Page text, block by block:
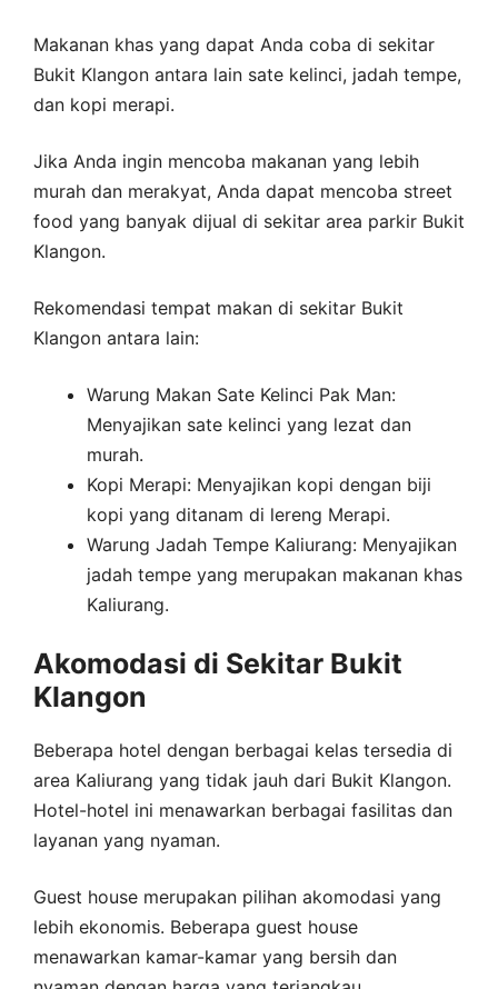
Makanan khas yang dapat Anda coba di sekitar
Bukit Klangon antara lain sate kelinci, jadah tempe,
dan kopi merapi.
Jika Anda ingin mencoba makanan yang lebih
murah dan merakyat, Anda dapat mencoba street
food yang banyak dijual di sekitar area parkir Bukit
Klangon.
Rekomendasi tempat makan di sekitar Bukit
Klangon antara lain:
Warung Makan Sate Kelinci Pak Man:
Menyajikan sate kelinci yang lezat dan
murah.
Kopi Merapi: Menyajikan kopi dengan biji
kopi yang ditanam di lereng Merapi.
Warung Jadah Tempe Kaliurang: Menyajikan
jadah tempe yang merupakan makanan khas
Kaliurang.
Akomodasi di Sekitar Bukit
Klangon
Beberapa hotel dengan berbagai kelas tersedia di
area Kaliurang yang tidak jauh dari Bukit Klangon.
Hotel-hotel ini menawarkan berbagai fasilitas dan
layanan yang nyaman.
Guest house merupakan pilihan akomodasi yang
lebih ekonomis. Beberapa guest house
menawarkan kamar-kamar yang bersih dan